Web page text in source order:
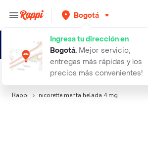
Bogotá
Ingresa tu dirección en
Bogotá. Mejor servicio,
entregas más rápidas y los
precios más convenientes!
Búsquedas relacionadas:Otros medicamentos
Rappi nicorette menta helada 4 mg